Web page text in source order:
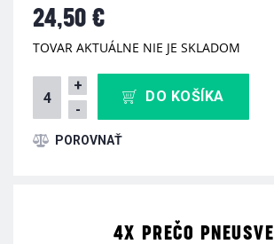
24,50 €
TOVAR AKTUÁLNE NIE JE SKLADOM
+
-
DO KOŠÍKA
4X PREČO